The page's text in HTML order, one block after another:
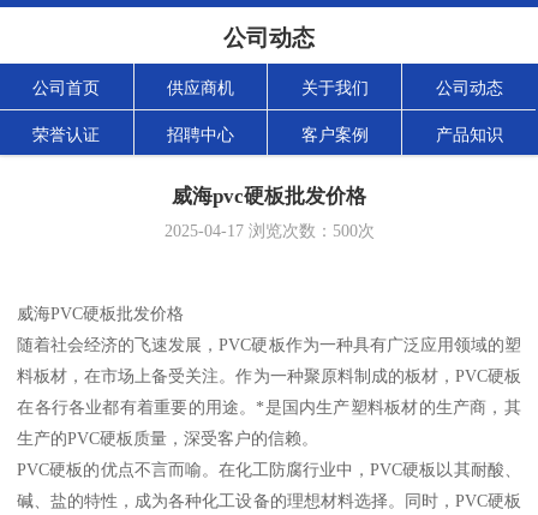
公司动态
公司首页 供应商机 关于我们 公司动态
荣誉认证 招聘中心 客户案例 产品知识
威海pvc硬板批发价格
2025-04-17浏览次数： 500次
威海PVC硬板批发价格
随着社会经济的飞速发展，PVC硬板作为一种具有广泛应用领域的塑
料板材，在市场上备受关注。作为一种聚原料制成的板材，PVC硬板
在各行各业都有着重要的用途。*是国内生产塑料板材的生产商，其
生产的PVC硬板质量，深受客户的信赖。
PVC硬板的优点不言而喻。在化工防腐行业中，PVC硬板以其耐酸、
碱、盐的特性，成为各种化工设备的理想材料选择。同时，PVC硬板